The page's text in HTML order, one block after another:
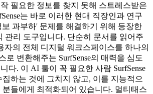
필요한 정보를 찾지 못해 스트레스받은
는 바로 이러한 현대 직장인과 연구
과부하' 문제를 해결하기 위해 등장한
관리 도구입니다. 단순히 문서를 읽어주
자의 전체 디지털 워크스페이스를 하나의
로 변환해주는 SurfSense의 매력을 심도
다. 이 AI 툴이 꼭 필요한 사람 SurfSense
하는 것에 그치지 않고, 이를 지능적으
분들에게 최적화되어 있습니다. 멀티태스